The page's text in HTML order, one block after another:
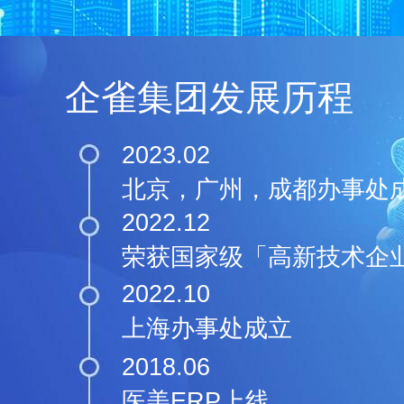
企雀集团发展历程
2023.02
北京，广州，成都办事处
2022.12
荣获国家级「高新技术企
2022.10
上海办事处成立
2018.06